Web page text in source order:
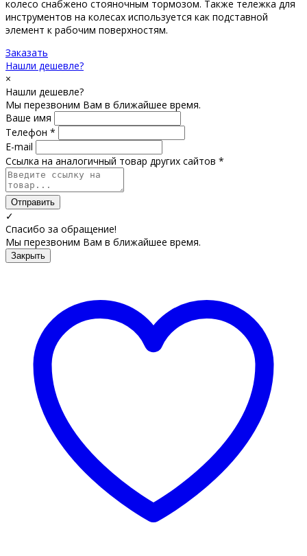
колесо снабжено стояночным тормозом. Также тележка для
инструментов на колесах используется как подставной
элемент к рабочим поверхностям.
Заказать
Нашли дешевле?
×
Нашли дешевле?
Мы перезвоним Вам в ближайшее время.
Ваше имя
Телефон *
E-mail
Ссылка на аналогичный товар других сайтов *
Отправить
✓
Спасибо за обращение!
Мы перезвоним Вам в ближайшее время.
Закрыть